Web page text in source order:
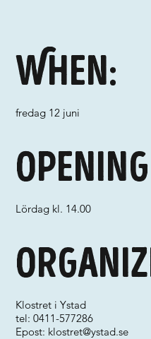
When:
fredag 12 juni
Klostret i Ystad
tel: 0411-577286
Epost: klostret@ystad.se
Lördag kl. 14.00